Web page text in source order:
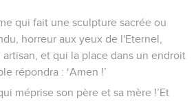
qui fait une sculpture sacrée ou
horreur aux yeux de l'Eternel,
et qui la place dans un endroit
répondra : ‘Amen !’
méprise son père et sa mère !’Et